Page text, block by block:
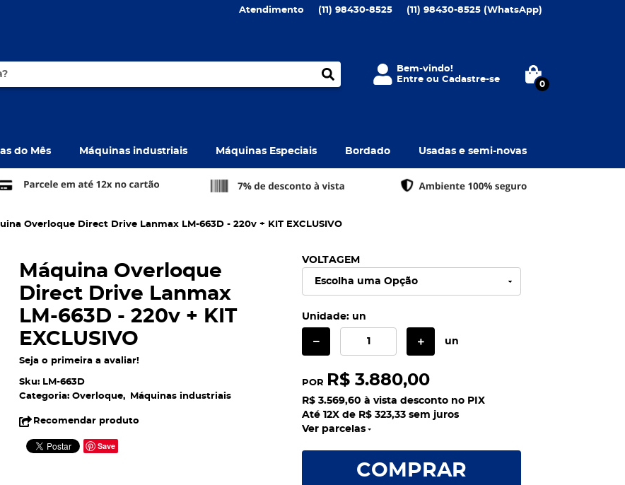
Atendimento (11) 98430-8525 (11) 98430-8525 (WhatsApp)
Bem-vindo!
Entreou Cadastre-se 0
do Mês Máquinas industriais Máquinas Especiais Bordado Usadas e semi-novas
Overloque Direct Drive Lanmax LM-663D - 220v + KIT EXCLUSIVO
Máquina Overloque
Direct Drive Lanmax
LM-663D - 220v + KIT
EXCLUSIVO
Seja o primeira a avaliar!
Sku: LM-663D
Categoria: Overloque Máquinas industriais
Recomendar produto
Save
VOLTAGEM
Unidade: un
un
POR R$ 3.880,00
R$ 3.569,60 à vista desconto no PIX
Até 12X de R$ 323,33sem juros
Ver parcelas
COMPRAR